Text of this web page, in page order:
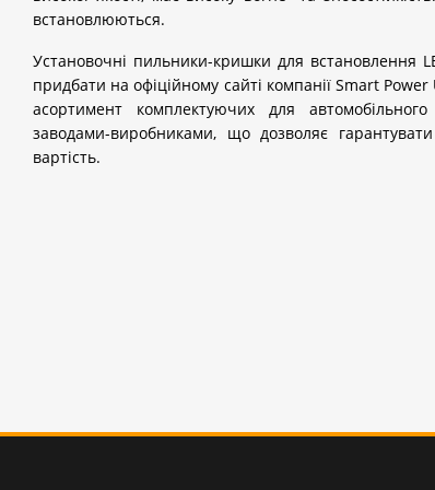
встановлюються.
Установочні пильники-кришки для встановлення
придбати на офіційному сайті компанії Smart
асортимент комплектуючих для
заводами-виробниками, що дозволяє
вартість.